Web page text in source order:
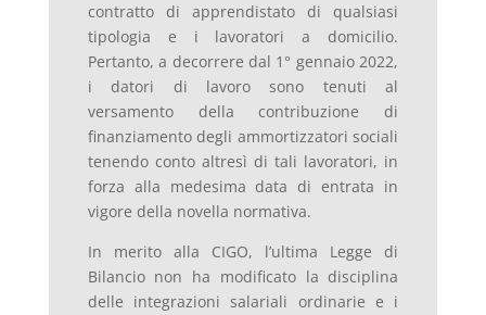
contratto di apprendistato di qualsiasi
tipologia e i lavoratori a domicilio.
Pertanto, a decorrere dal 1° gennaio 2022,
i datori di lavoro sono tenuti al
versamento della contribuzione di
finanziamento degli ammortizzatori sociali
tenendo conto altresì di tali lavoratori, in
forza alla medesima data di entrata in
vigore della novella normativa.
In merito alla CIGO, l’ultima Legge di
Bilancio non ha modificato la disciplina
delle integrazioni salariali ordinarie e i